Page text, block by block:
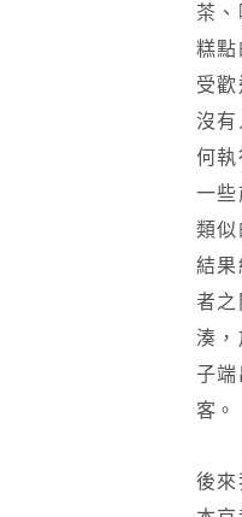
茶
糕點
受
沒有
何執
一些
類似
結果
者
湊
子端
客。
後來